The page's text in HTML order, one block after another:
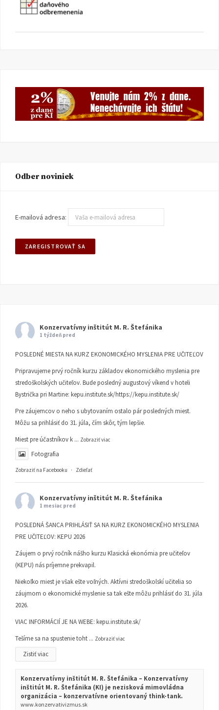
Odber noviniek
E-mailová adresa:
Konzervatívny inštitút M. R. Štefánika
1 týždeň pred
POSLEDNÉ MIESTA NA KURZ EKONOMICKÉHO MYSLENIA PRE UČITEĽOV
Pripravujeme prvý ročník kurzu základov ekonomického myslenia pre
stredoškolských učiteľov. Bude posledný augustový víkend v hoteli
Bystrička pri Martine: kepu.institute.sk/https://kepu.institute.sk/
Pre záujemcov o neho s ubytovaním ostalo pár posledných miest.
Môžu sa prihlásiť do 31. júla, čím skôr, tým lepšie.
Miest pre účastníkov k ... Zobraziť viac
Fotografia
Zobraziť na Facebooku · Zdieľať
Konzervatívny inštitút M. R. Štefánika
1 mesiac pred
POSLEDNÁ ŠANCA PRIHLÁSIŤ SA NA KURZ EKONOMICKÉHO MYSLENIA
PRE UČITEĽOV: KEPU 2026
Záujem o prvý ročník nášho kurzu Klasická ekonómia pre učiteľov
(KEPU) nás príjemne prekvapil.
Niekoľko miest je však ešte voľných. Aktívni stredoškolskí učitelia so
záujmom o ekonomické myslenie sa tak ešte môžu prihlásiť do 31. júla
2026.
VIAC INFORMÁCIÍ JE NA WEBE: kepu.institute.sk/
Tešíme sa na spustenie toht ... Zobraziť viac
Zistiť viac
Konzervatívny inštitút M. R. Štefánika – Konzervatívny
inštitút M. R. Štefánika (KI) je nezisková mimovládna
organizácia – konzervatívne orientovaný think-tank.
www.konzervativizmus.sk